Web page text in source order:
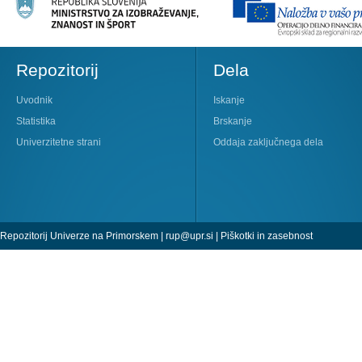
Repozitorij
Uvodnik
Statistika
Univerzitetne strani
Dela
Iskanje
Brskanje
Oddaja zaključnega dela
Repozitorij Univerze na Primorskem | rup@upr.si | Piškotki in zasebnost